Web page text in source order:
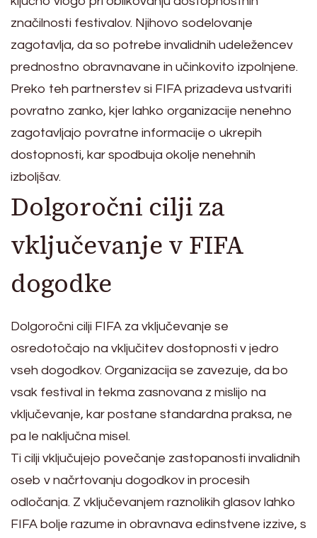
značilnosti festivalov. Njihovo sodelovanje
zagotavlja, da so potrebe invalidnih udeležencev
prednostno obravnavane in učinkovito izpolnjene.
Preko teh partnerstev si FIFA prizadeva ustvariti
povratno zanko, kjer lahko organizacije nenehno
zagotavljajo povratne informacije o ukrepih
dostopnosti, kar spodbuja okolje nenehnih
izboljšav.
Dolgoročni cilji za
vključevanje v FIFA
dogodke
Dolgoročni cilji FIFA za vključevanje se
osredotočajo na vključitev dostopnosti v jedro
vseh dogodkov. Organizacija se zavezuje, da bo
vsak festival in tekma zasnovana z mislijo na
vključevanje, kar postane standardna praksa, ne
pa le naključna misel.
Ti cilji vključujejo povečanje zastopanosti invalidnih
oseb v načrtovanju dogodkov in procesih
odločanja. Z vključevanjem raznolikih glasov lahko
FIFA bolje razume in obravnava edinstvene izzive, s